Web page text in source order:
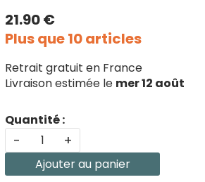
21.90 €
Plus que 10 articles
Retrait gratuit en France
Livraison estimée le mer 12 août
Quantité :
- +
Ajouter au panier